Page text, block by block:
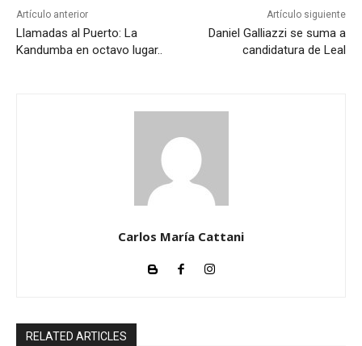
Artículo anterior
Llamadas al Puerto: La
Kandumba en octavo lugar..
Artículo siguiente
Daniel Galliazzi se suma a
candidatura de Leal
Carlos María Cattani
RELATED ARTICLES